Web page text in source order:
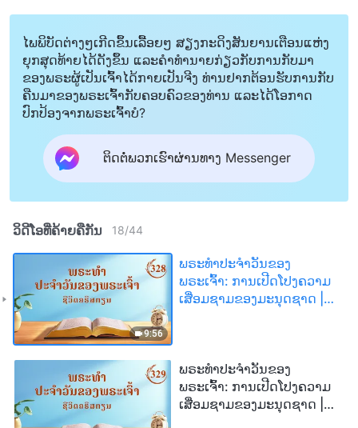
ໄພພິບັດຕ່າງໆເກີດຂຶ້ນເລື້ອຍໆ ສຽງກະດິງສັນຍານເຕືອນແຫ່ງ
ຍຸກສຸດທ້າຍໄດ້ດັງຂຶ້ນ ແລະຄໍາທໍານາຍກ່ຽວກັບການກັບມາ
ຂອງພຣະຜູ້ເປັນເຈົ້າໄດ້ກາຍເປັນຈີງ ທ່ານຢາກຕ້ອນຮັບການກັບ
ຄືນມາຂອງພຣະເຈົ້າກັບຄອບຄົວຂອງທ່ານ ແລະໄດ້ໂອກາດ
ປົກປ້ອງຈາກພຣະເຈົ້າບໍ?
ຕິດຕໍ່ພວກເຮົາຜ່ານທາງ Messenger
ວິດີໂອທີ່ຄ້າຍຄືກັນ 18/44
9:56
ພຣະທຳປະຈຳວັນຂອງ
ພຣະເຈົ້າ: ການເປີດໂປງຄວາມ
ເສື່ອມຊາມຂອງມະນຸດຊາດ |
ພຣະທຳປະຈຳວັນຂອງ
ພຣະເຈົ້າ: ການເປີດໂປງຄວາມ
ເສື່ອມຊາມຂອງມະນຸດຊາດ |